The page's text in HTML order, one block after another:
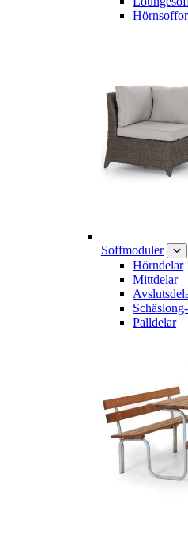
Hörnsoffor
Soffmoduler
Hörndelar
Mittdelar
Palldelar